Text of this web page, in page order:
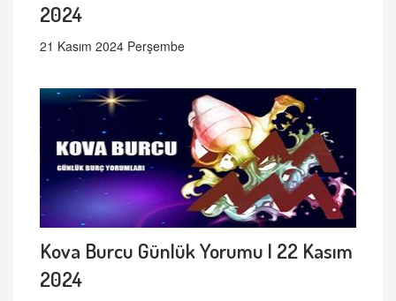
2024
21 Kasım 2024 Perşembe
Kova Burcu Günlük Yorumu | 22 Kasım
2024